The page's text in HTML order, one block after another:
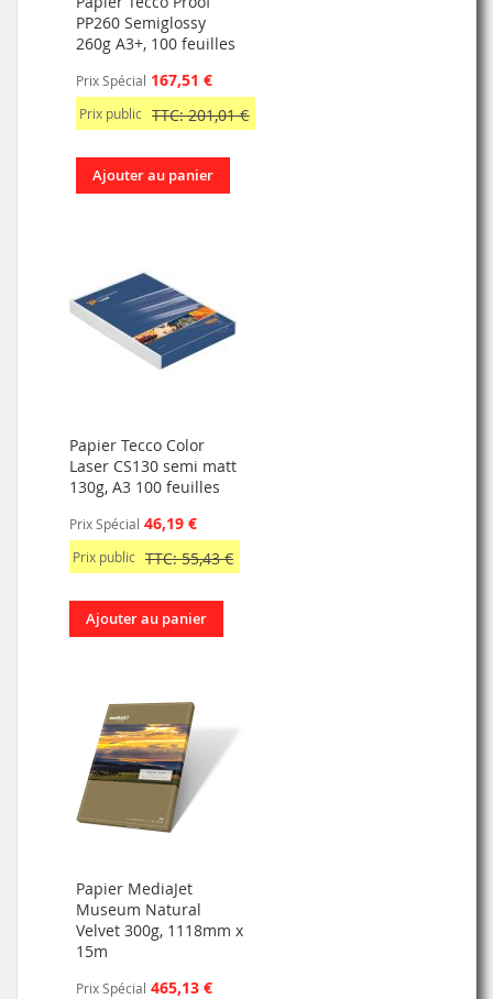
PP260 Semiglossy
260g A3+, 100 feuilles
Prix Spécial 167,51 €
Prix public TTC: 201,01 €
Ajouter au panier
Papier Tecco Color
Laser CS130 semi matt
130g, A3 100 feuilles
Prix Spécial 46,19 €
Prix public TTC: 55,43 €
Ajouter au panier
Papier MediaJet
Museum Natural
Velvet 300g, 1118mm x
15m
Prix Spécial 465,13 €